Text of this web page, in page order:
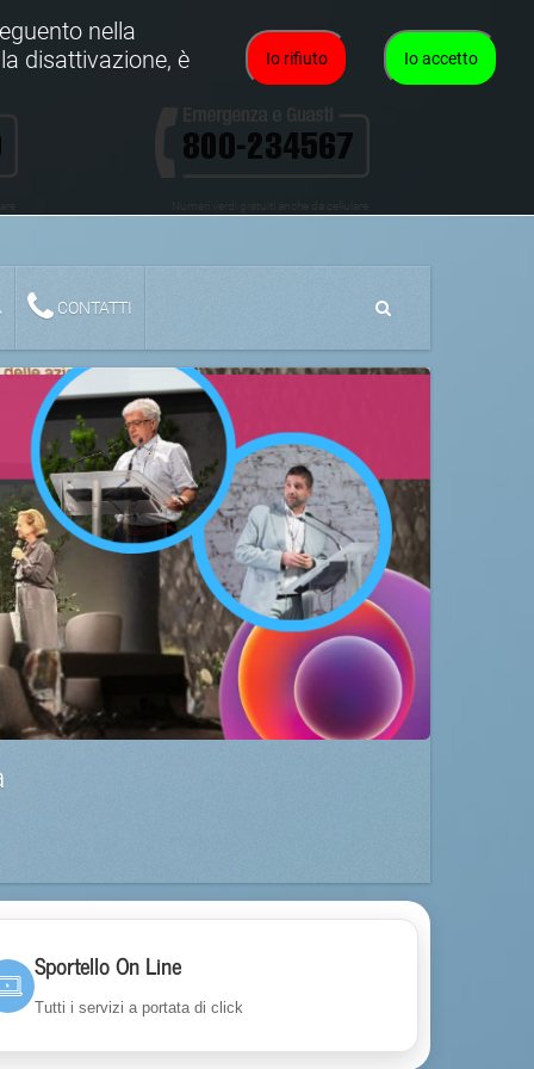
Numeri verdi gratuiti anche da cellulare
CONTATTI
Sportello On Line
Tutti i servizi a portata di click
Io accetto
Io rifiuto
nella
disattivazione, è